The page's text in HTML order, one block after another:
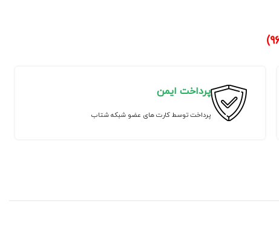
پرداخت ایمن
پرداخت توسط کارت های عضو شبکه شتاب